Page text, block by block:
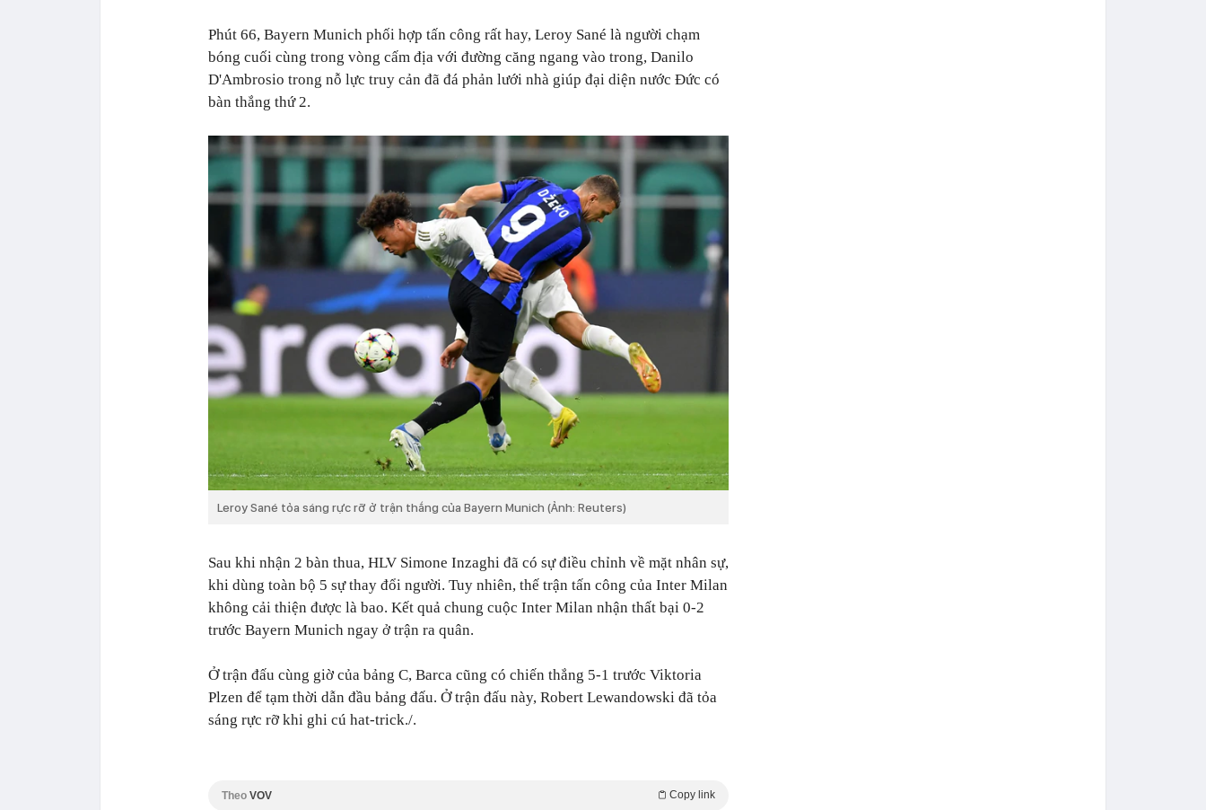
Phút 66, Bayern Munich phối hợp tấn công rất hay, Leroy Sané là người chạm
bóng cuối cùng trong vòng cấm địa với đường căng ngang vào trong, Danilo
D'Ambrosio trong nỗ lực truy cản đã đá phản lưới nhà giúp đại diện nước Đức có
bàn thắng thứ 2.
Leroy Sané tỏa sáng rực rỡ ở trận thắng của Bayern Munich (Ảnh: Reuters)
Sau khi nhận 2 bàn thua, HLV Simone Inzaghi đã có sự điều chỉnh về mặt nhân sự,
khi dùng toàn bộ 5 sự thay đổi người. Tuy nhiên, thế trận tấn công của Inter Milan
không cải thiện được là bao. Kết quả chung cuộc Inter Milan nhận thất bại 0-2
trước Bayern Munich ngay ở trận ra quân.
Ở trận đấu cùng giờ của bảng C, Barca cũng có chiến thắng 5-1 trước Viktoria
Plzen để tạm thời dẫn đầu bảng đấu. Ở trận đấu này, Robert Lewandowski đã tỏa
sáng rực rỡ khi ghi cú hat-trick./.
Theo VOV Copy link